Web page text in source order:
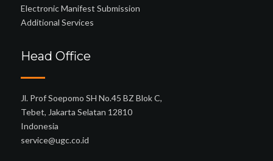
Electronic Manifest Submission
Additional Services
Head Office
Jl. Prof Soepomo SH No.45 BZ Blok C,
Tebet, Jakarta Selatan 12810
Indonesia
service@ugc.co.id